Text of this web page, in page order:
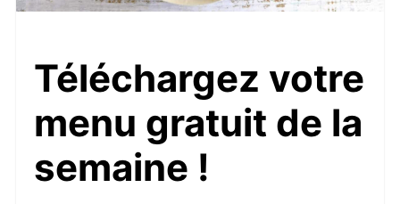
Téléchargez votre
menu gratuit de la
semaine !